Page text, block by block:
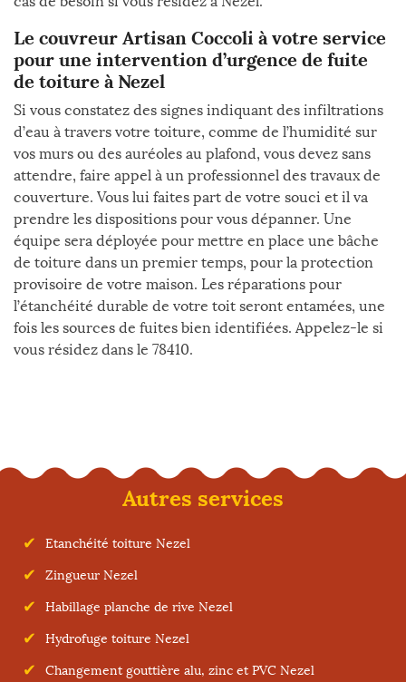
Le couvreur Artisan Coccoli à votre service
pour une intervention d’urgence de fuite
de toiture à Nezel
Si vous constatez des signes indiquant des infiltrations
d’eau à travers votre toiture, comme de l’humidité sur
vos murs ou des auréoles au plafond, vous devez sans
attendre, faire appel à un professionnel des travaux de
couverture. Vous lui faites part de votre souci et il va
prendre les dispositions pour vous dépanner. Une
équipe sera déployée pour mettre en place une bâche
de toiture dans un premier temps, pour la protection
provisoire de votre maison. Les réparations pour
l’étanchéité durable de votre toit seront entamées, une
fois les sources de fuites bien identifiées. Appelez-le si
vous résidez dans le 78410.
Autres services
Etanchéité toiture Nezel
Zingueur Nezel
Habillage planche de rive Nezel
Hydrofuge toiture Nezel
Changement gouttière alu, zinc et PVC Nezel